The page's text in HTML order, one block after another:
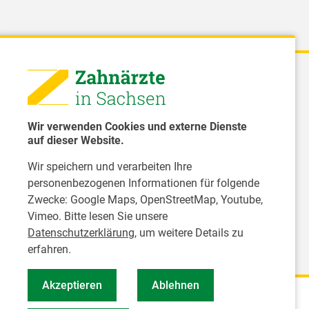
Wir verwenden Cookies und externe Dienste
auf dieser Website.
Wir speichern und verarbeiten Ihre
personenbezogenen Informationen für folgende
Zwecke: Google Maps, OpenStreetMap, Youtube,
Vimeo. Bitte lesen Sie unsere
Datenschutzerklärung, um weitere Details zu
erfahren.
Akzeptieren Ablehnen
Landeszahnärztekammer Sachsen
sachsen.de
- Landesarbeitsgemeinschaft für
des Freistaates Sachsen e.V.